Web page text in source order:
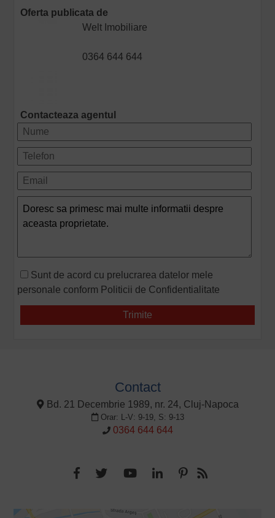
Oferta publicata de
Welt Imobiliare
0364 644 644
Contacteaza agentul
Sunt de acord cu prelucrarea datelor mele
personale conform Politicii de Confidentialitate
Contact
Bd. 21 Decembrie 1989, nr. 24, Cluj-Napoca
Orar: L-V: 9-19, S: 9-13
0364 644 644